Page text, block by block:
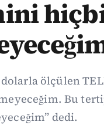
ölçülen
Bu
dedi.